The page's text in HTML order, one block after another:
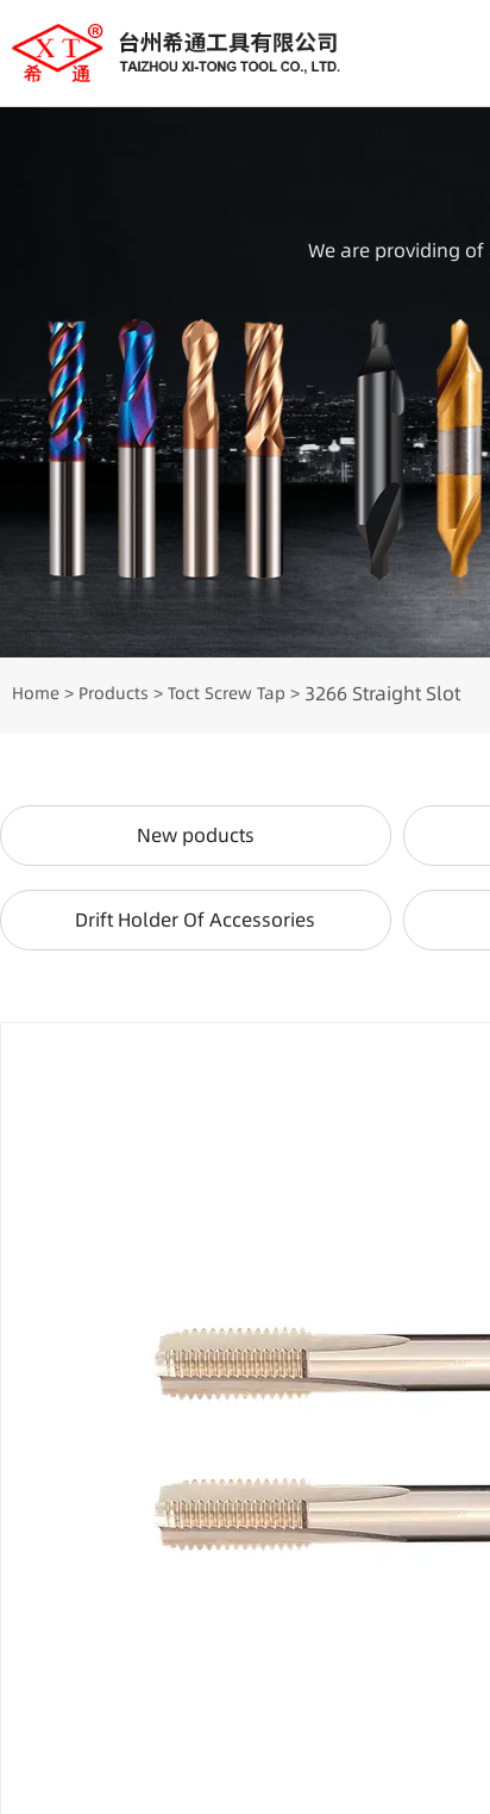
We are providing
Home > Products > Toct Screw Tap > 3266 Straight Slot
New poducts
Drift Holder Of Accessories